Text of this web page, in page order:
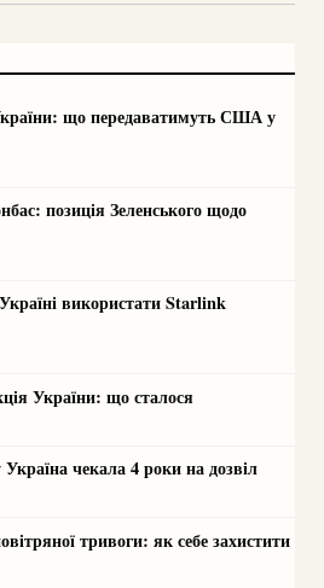
що передаватимуть США у
позиція Зеленського щодо
використати Starlink
України: що сталося
чекала 4 роки на дозвіл
тривоги: як себе захистити